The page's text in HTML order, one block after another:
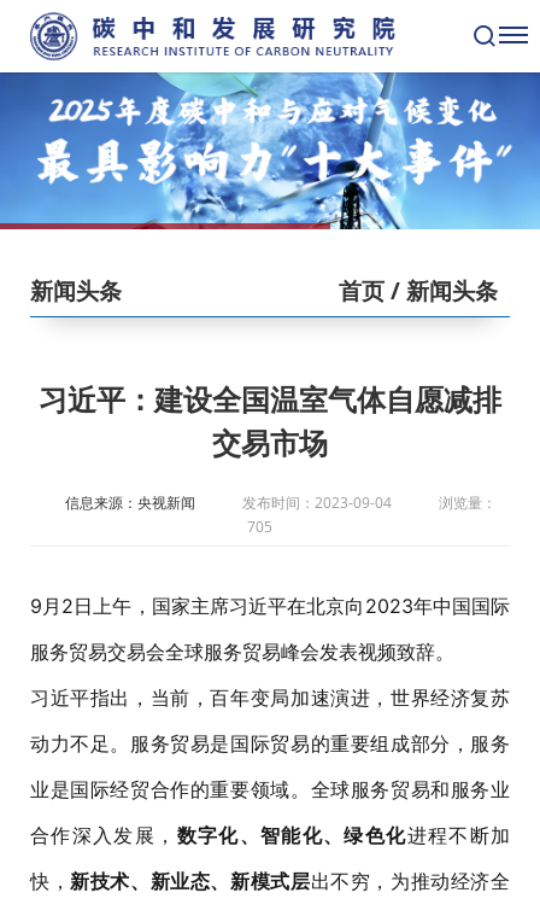
新闻头条 首页/ 新闻头条
习近平：建设全国温室气体自愿减排
交易市场
信息来源：央视新闻 发布时间：2023-09-04
浏览量：
705
9月2日上午，国家主席习近平在北京向2023年中国国际
服务贸易交易会全球服务贸易峰会发表视频致辞。
习近平指出，当前，百年变局加速演进，世界经济复苏
动力不足。服务贸易是国际贸易的重要组成部分，服务
业是国际经贸合作的重要领域。全球服务贸易和服务业
合作深入发展， 数字化、智能化、绿色化进程不断加
快，新技术、新业态、新模式层出不穷，为推动经济全